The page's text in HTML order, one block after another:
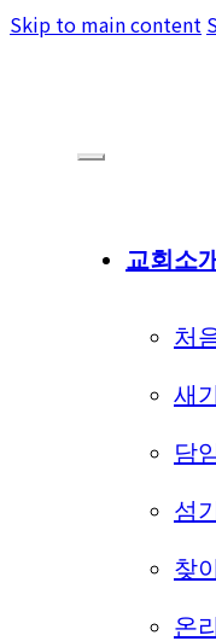
Skip to main content
교회소
처
새
담
섬
찾
온